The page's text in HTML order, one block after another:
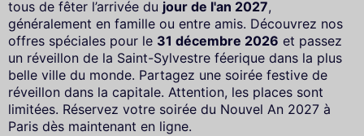
tous de fêter l’arrivée du jour de l'an 2027,
généralement en famille ou entre amis. Découvrez nos
offres spéciales pour le 31 décembre 2026 et passez
un réveillon de la Saint-Sylvestre féerique dans la plus
belle ville du monde. Partagez une soirée festive de
réveillon dans la capitale. Attention, les places sont
limitées. Réservez votre soirée du Nouvel An 2027 à
Paris dès maintenant en ligne.